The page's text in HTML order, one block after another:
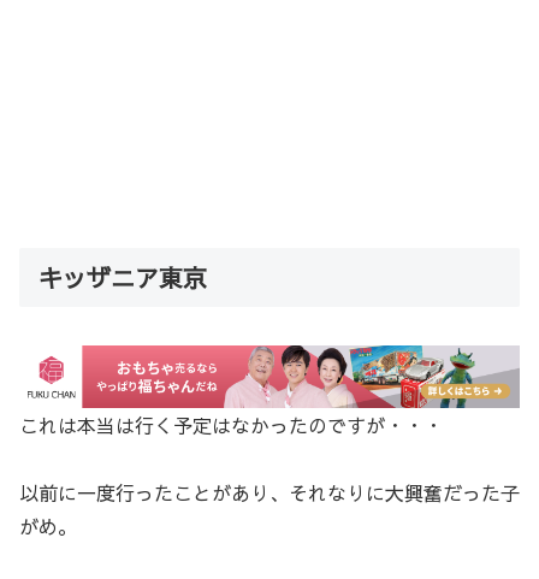
キッザニア東京
これは本当は行く予定はなかったのですが・・・
以前に一度行ったことがあり、それなりに大興奮だった子
がめ。